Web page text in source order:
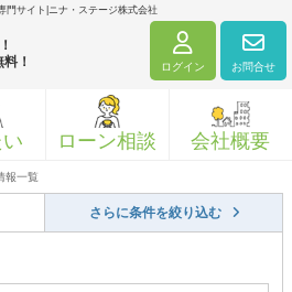
門サイト|ニナ・ステージ株式会社
！
ログイン お問合せ
ローン相談 会社概要
報一覧
さらに条件を絞り込む